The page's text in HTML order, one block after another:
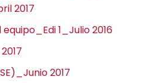
2017
1_Julio 2016
2017